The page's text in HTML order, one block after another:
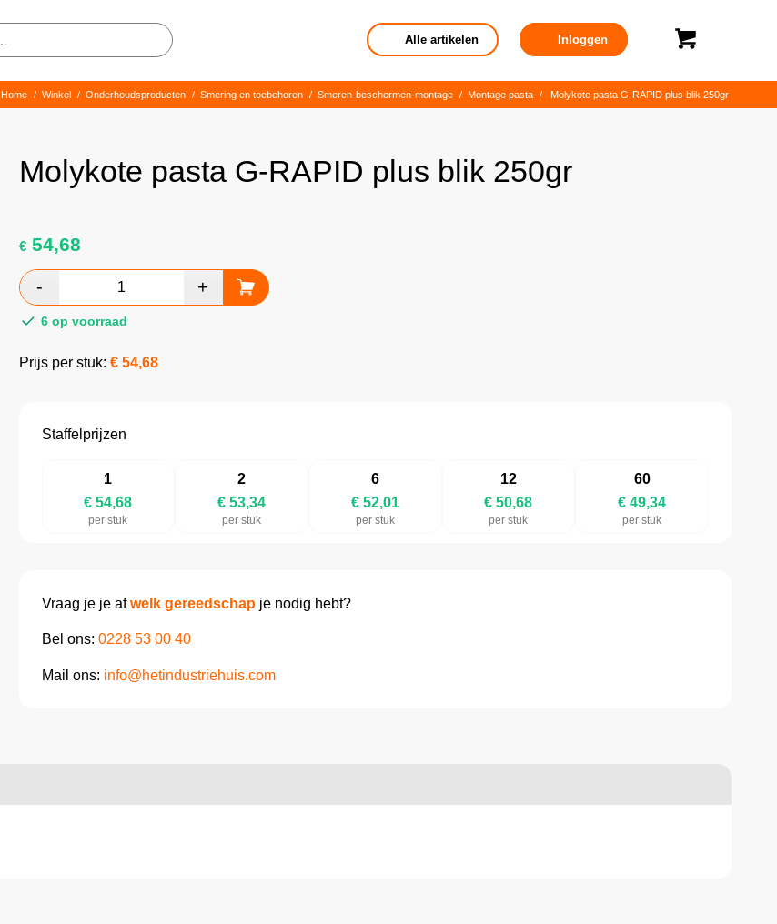
Alle artikelen Inloggen
Home / Winkel / Onderhoudsproducten / Smering en toebehoren / Smeren-beschermen-montage / Montage pasta / Molykote pasta G-RAPID plus blik 250gr
Molykote pasta G-RAPID plus blik 250gr
€54,68
6 op voorraad
Prijs per stuk: € 54,68
Staffelprijzen
1
€ 54,68
per stuk
2
€ 53,34
per stuk
6
€ 52,01
per stuk
12
€ 50,68
per stuk
60
€ 49,34
per stuk
Vraag je je afwelk gereedschapje nodig hebt?
Bel ons: 0228 53 00 40
Mail ons: info@hetindustriehuis.com